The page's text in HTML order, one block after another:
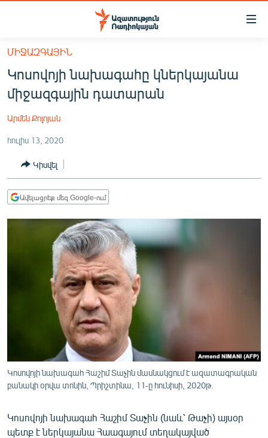
Մատչելիության
հիմնական
բովանդակությանը
Անցնել
հիմնական
մենյուին
ՀԱՅԱՍՏԱՆ
ՔԱՂԱՔԱԿԱՆ
ԸՆՏՐՈՒԹՅՈՒՆՆԵՐ 2026
ԻՐԱՎՈՒՆՔ
ՀԱՍԱՐԱԿՈՒԹՅՈՒՆ
ՏՆՏԵՍՈՒԹՅՈՒՆ
ՊԱՏԵՐԱԶՄԻ 6 ՇԱԲԱԹՆԵՐԸ
ՏԱՐԱԾԱՇՐՋԱՆ
ՄԻՋԱԶԳԱՅԻՆ
ՄՇԱԿՈՒՅԹ
ՄԵԿՆԱԲԱՆՈՒԹՅՈՒՆ
ՏՏ ԵՒ ԻՆՏԵՐՆԵՏ
ԿՈՐՈՆԱՎԻՐՈՒՍ
ՏԵՍԱՆՅՈՒԹԵՐ
ՄԻՋԱԶԳԱՅԻՆ
Կոսովոյի նախագահը կներկայանա
միջազգային դատարան
Արմեն Քոլոյան
հուլիս 13, 2020
Կիսվել
Ավելացրեք մեզ Google-ում
Կոսովոյի նախագահ Հաշիմ Տաչին մասնակցում է ազատագրական
բանակի օրվա տոնին, Պրիշտինա, 11-ը հունիսի, 2020թ.
Կոսովոյի նախագահ Հաշիմ Տաչին (նաև՝ Թաչի) այսօր
պետք է ներկայանա Հաագայում տեղակայված